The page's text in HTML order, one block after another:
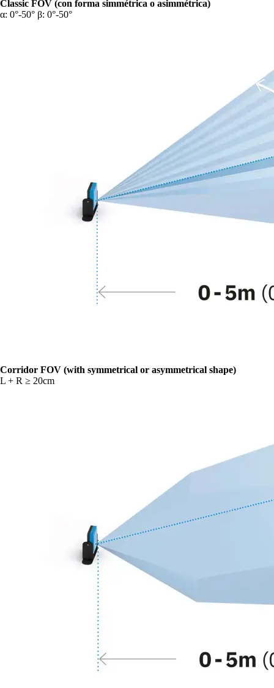
Classic FOV (con forma simmétrica o asimmétrica)
α: 0°-50° β: 0°-50°
Corridor FOV (with symmetrical or asymmetrical shape)
L + R ≥ 20cm